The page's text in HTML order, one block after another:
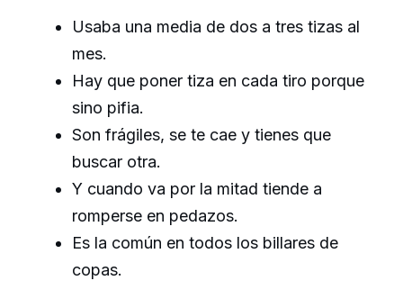
Usaba una media de dos a tres tizas al
mes.
Hay que poner tiza en cada tiro porque
sino pifia.
Son frágiles, se te cae y tienes que
buscar otra.
Y cuando va por la mitad tiende a
romperse en pedazos.
Es la común en todos los billares de
copas.